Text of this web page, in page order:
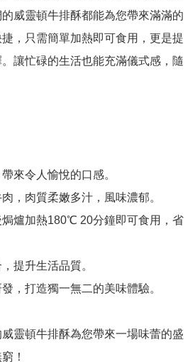
威靈頓牛排酥都能為您帶來滿滿的
，只需簡單加熱即可食用，更是提
讓忙碌的生活也能充滿儀式感，隨
來令人愉悅的口感。
，肉質柔嫩多汁，風味濃郁。
爐加熱180℃ 20分鐘即可食用，省
提升生活品質。
，打造獨一無二的美味體驗。
靈頓牛排酥為您帶來一場味蕾的盛